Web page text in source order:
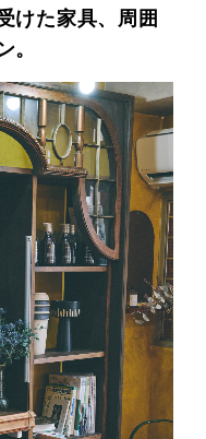
けた家具、周囲
。